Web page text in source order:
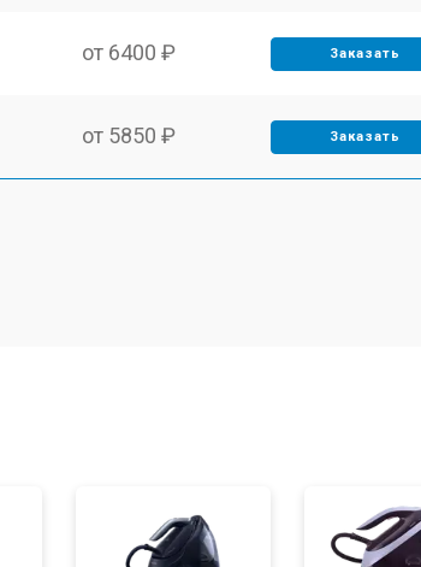
от 6400 ₽ Заказать
от 5850 ₽ Заказать
от 5700 ₽ Заказать